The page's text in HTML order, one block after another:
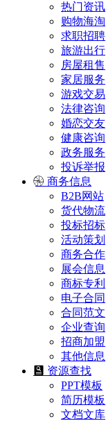
热门资讯
购物海淘
求职招聘
旅游出行
房屋租售
家居服务
游戏交易
法律咨询
婚恋交友
健康咨询
政务服务
投诉举报
商务信息
B2B网站
货代物流
投标招标
活动策划
商务合作
展会信息
商标专利
电子合同
合同范文
企业查询
招商加盟
其他信息
资源查找
PPT模板
简历模板
文档文库